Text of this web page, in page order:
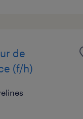
de
(f/h)